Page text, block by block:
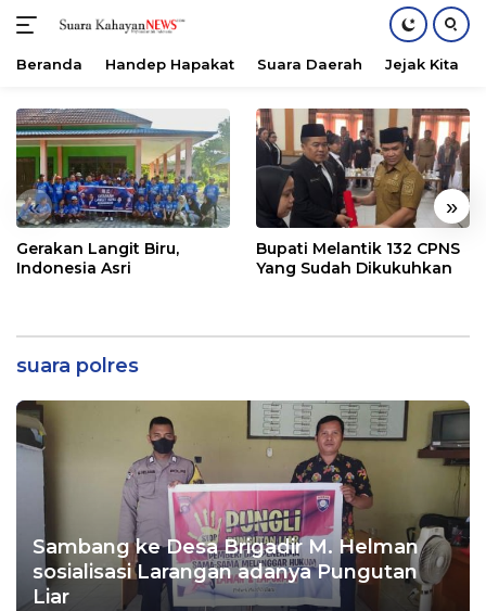
konten
Beranda Handep Hapakat Suara Daerah Jejak Kita
« »
Gerakan Langit Biru,
Indonesia Asri
Bupati Melantik 132 CPNS
Yang Sudah Dikukuhkan
suara polres
Sambang ke Desa Brigadir M. Helman
sosialisasi Larangan adanya Pungutan
Liar